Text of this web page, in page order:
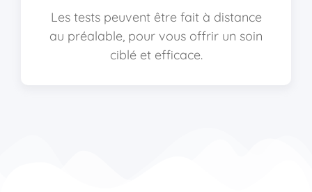
Les tests peuvent être fait à distance
au préalable, pour vous offrir un soin
ciblé et efficace.